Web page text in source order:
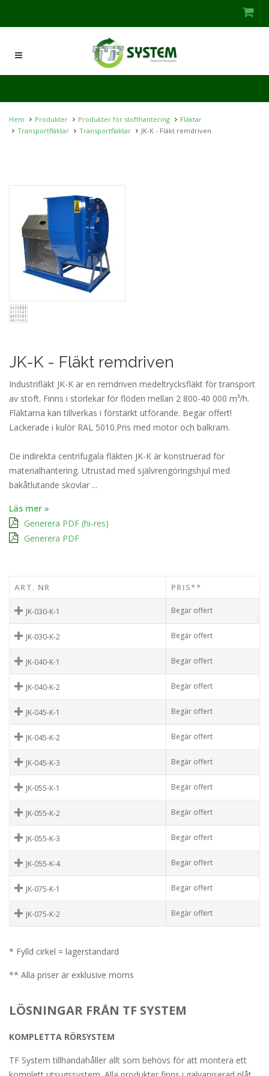
Hem Produkter Produkter för stofthantering
Fläktar
Transportfläktar
Transportfläktar JK-K - Fläkt remdriven
JK-K - Fläkt remdriven
Industrifläkt JK-K är en remdriven medeltrycksfläkt för transport
av stoft. Finns i storlekar för flöden mellan 2 800-40 000 m³/h.
Fläktarna kan tillverkas i förstärkt utförande. Begär offert!
Lackerade i kulör RAL 5010.Pris med motor och balkram.
De indirekta centrifugala fläkten JK-K är konstruerad för
materialhantering. Utrustad med självrengöringshjul med
bakåtlutande skovlar ...
Läs mer »
Generera PDF (hi-res)
Generera PDF
ART. NR PRIS**
JK-030-K-1 Begär offert
JK-030-K-2 Begär offert
JK-040-K-1 Begär offert
JK-040-K-2 Begär offert
JK-045-K-1 Begär offert
JK-045-K-2 Begär offert
JK-045-K-3 Begär offert
JK-055-K-1 Begär offert
JK-055-K-2 Begär offert
JK-055-K-3 Begär offert
JK-055-K-4 Begär offert
JK-075-K-1 Begär offert
JK-075-K-2 Begär offert
* Fylld cirkel = lagerstandard
** Alla priser är exklusive moms
LÖSNINGAR FRÅN TF SYSTEM
KOMPLETTA RÖRSYSTEM
TF System tillhandahåller allt som behövs för att montera ett